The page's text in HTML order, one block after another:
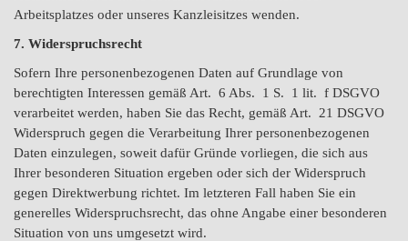
Arbeitsplatzes oder unseres Kanzleisitzes wenden.
7. Widerspruchsrecht
Sofern Ihre personenbezogenen Daten auf Grundlage von
berechtigten Interessen gemäß Art. 6 Abs. 1 S. 1 lit. f DSGVO
verarbeitet werden, haben Sie das Recht, gemäß Art. 21 DSGVO
Widerspruch gegen die Verarbeitung Ihrer personenbezogenen
Daten einzulegen, soweit dafür Gründe vorliegen, die sich aus
Ihrer besonderen Situation ergeben oder sich der Widerspruch
gegen Direktwerbung richtet. Im letzteren Fall haben Sie ein
generelles Widerspruchsrecht, das ohne Angabe einer besonderen
Situation von uns umgesetzt wird.